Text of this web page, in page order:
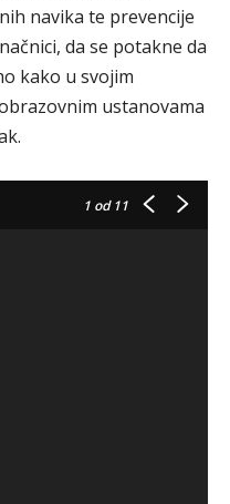
navika te prevencije
da se potakne da
kako u svojim
ustanovama
1 od 11